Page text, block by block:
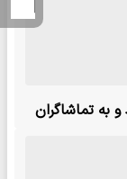
به تماشاگران